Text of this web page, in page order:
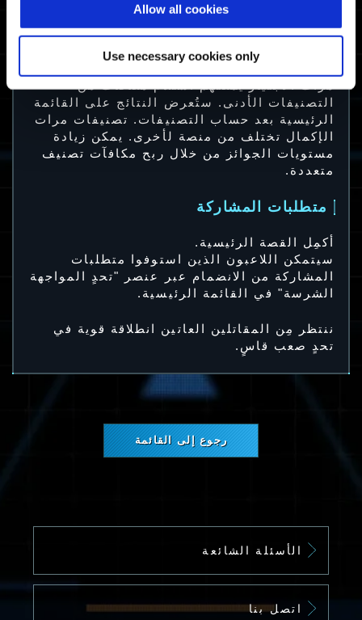
Allow all cookies
Use necessary cookies only
المواجهة الشرسة
ناجي الصعوبات
مرات الاجتياز يمكنهم استلام مكافآت من
التصنيفات الأدنى. ستُعرض النتائج على القائمة
الرئيسية بعد حساب التصنيفات. تصنيفات مرات
الإكمال تختلف من منصة لأخرى. يمكن زيادة
مستويات الجوائز من خلال ربح مكافآت تصنيف
متعددة.
متطلبات المشاركة
أكمِل القصة الرئيسية.
سيتمكن اللاعبون الذين استوفوا متطلبات
المشاركة من الانضمام عبر عنصر "تحدٍ المواجهة
الشرسة" في القائمة الرئيسية.
ننتظر مِن المقاتلين العاتين انطلاقة قوية في
تحدٍ صعب قاسٍ.
رجوع إلى القائمة
الأسئلة الشائعة
اتصل بنا